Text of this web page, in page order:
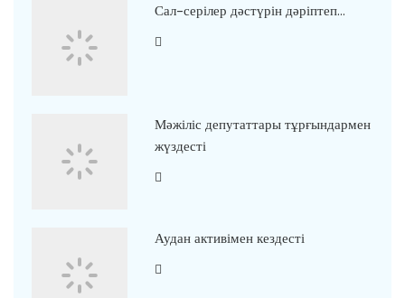
Сал-серілер дәстүрін дәріптеп…
Мәжіліс депутаттары тұрғындармен
жүздесті
Аудан активімен кездесті